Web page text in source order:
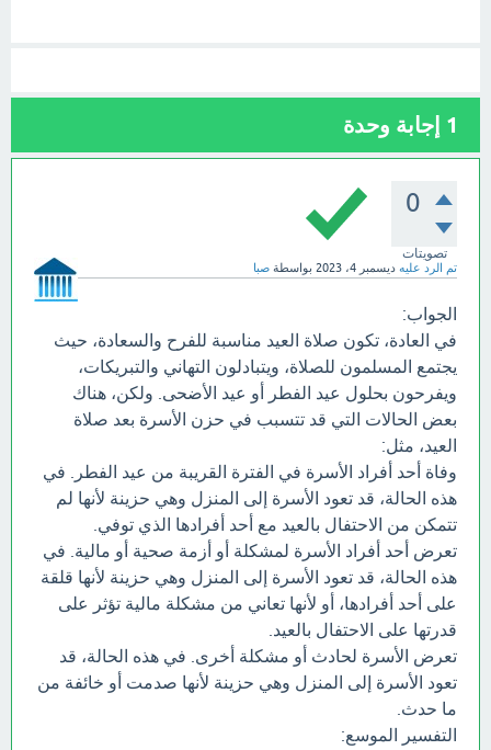
1 إجابة وحدة
0
تصويتات
تم الرد عليه ديسمبر 4، 2023 بواسطة صبا
الجواب:
في العادة، تكون صلاة العيد مناسبة للفرح والسعادة، حيث
يجتمع المسلمون للصلاة، ويتبادلون التهاني والتبريكات،
ويفرحون بحلول عيد الفطر أو عيد الأضحى. ولكن، هناك
بعض الحالات التي قد تتسبب في حزن الأسرة بعد صلاة
العيد، مثل:
وفاة أحد أفراد الأسرة في الفترة القريبة من عيد الفطر. في
هذه الحالة، قد تعود الأسرة إلى المنزل وهي حزينة لأنها لم
تتمكن من الاحتفال بالعيد مع أحد أفرادها الذي توفي.
تعرض أحد أفراد الأسرة لمشكلة أو أزمة صحية أو مالية. في
هذه الحالة، قد تعود الأسرة إلى المنزل وهي حزينة لأنها قلقة
على أحد أفرادها، أو لأنها تعاني من مشكلة مالية تؤثر على
قدرتها على الاحتفال بالعيد.
تعرض الأسرة لحادث أو مشكلة أخرى. في هذه الحالة، قد
تعود الأسرة إلى المنزل وهي حزينة لأنها صدمت أو خائفة من
ما حدث.
التفسير الموسع: